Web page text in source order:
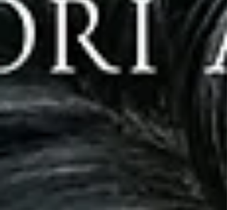
你的日常穿搭，散發出由內而外的職人氣質。 透過
WH